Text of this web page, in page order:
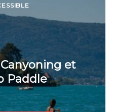
Canyoning et
Paddle